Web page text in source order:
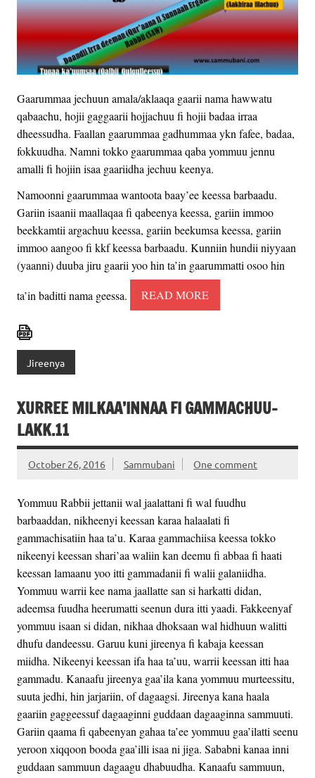
Gaarummaa jechuun amala/aklaaqa gaarii nama hawwatu
qabaachu, hojii gaggaarii hojjachuu fi hojii badaa irraa
dheessudha. Faallan gaarummaa gadhummaa ykn fafee, badaa,
fokkuudha. Namni tokko gaarummaa qaba yommuu jennu
amalli fi hojiin isaa gaariidha jechuu keenya.
Namoonni gaarummaa wantoota baay’ee keessa barbaadu.
Gariin isaanii maallaqaa fi qabeenya keessa, gariin immoo
beekkamtii argachuu keessa, gariin beekumsa keessa, gariin
immoo aangoo fi kkf keessa barbaadu. Kunniin hundii niyyaan
(yaanni) duuba jiru gaarii yoo hin ta’in gaarummatti osoo hin
ta’in baditti nama geessa. READ MORE
Jireenya
XURREE MILKAA’INNAA FI GAMMACHUU-
LAKK.11
October 26, 2016 Sammubani One comment
Yommuu Rabbii jettanii wal jaalattani fi wal fuudhu
barbaaddan, nikheenyi keessan karaa halaalati fi
gammachisatiin haa ta’u. Karaa gammachiisa keessa tokko
nikeenyi keessan shari’aa waliin kan deemu fi abbaa fi haati
keessan lamaanu yoo itti gammadanii fi walii galaniidha.
Yommuu warrii kee nama jaallatte san si harkatti didan,
adeemsa fuudha heerumatti seenun dura itti yaadi. Fakkeenyaf
yommuu isaan si didan, nikhaa dhoksaan wal hidhuun walitti
dhufu dandeessu. Garuu kuni jireenya fi kabaja keessan
miidha. Nikeenyi keessan ifa haa ta’uu, warrii keessan itti haa
gammadu. Kanaafu jireenya gaa’ila kana yommuu murteessitu,
suuta jedhi, hin jarjariin, of dagaagsi. Jireenya kana haala
gaariin gaggeessuf dagaaginni guddaan dagaaginna sammuuti.
Gariin qaama fi qabeenyan gahaa ta’ee yommuu gaa’ilatti seenu
yeroon xiqqoon booda gaa’illi isaa ni jiga. Sababni kanaa inni
guddaan sammuun dagaagu dhabuudha. Kanaafu sammuun,